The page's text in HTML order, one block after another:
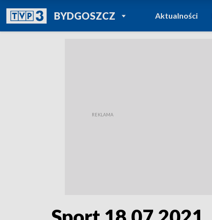
BYDGOSZCZPOWRÓT DO
TVP REGIONY
Aktualności